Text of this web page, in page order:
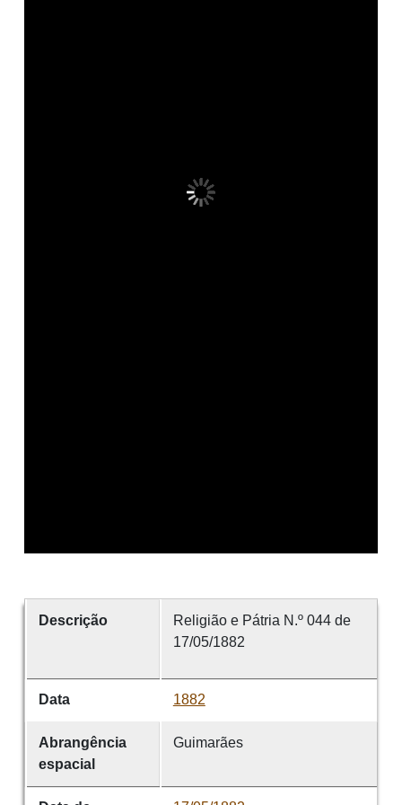
Descrição
Religião e Pátria N.º 044 de
17/05/1882
Data 1882
Abrangência
espacial
Guimarães